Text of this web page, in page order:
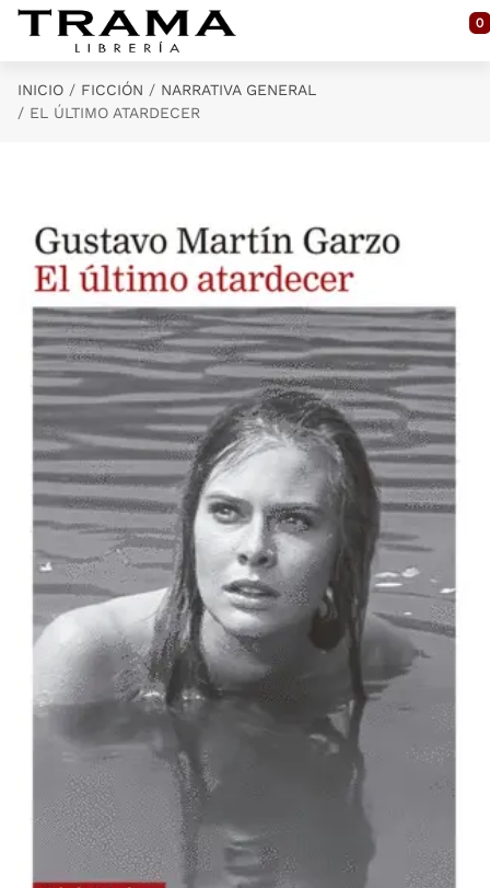
Saltar al contenido principal
0
INICIO FICCIÓN
NARRATIVA GENERAL
EL ÚLTIMO ATARDECER